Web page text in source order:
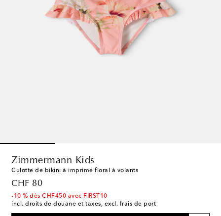
Zimmermann Kids
Culotte de bikini à imprimé floral à volants
CHF 80
original price
-10 % dès CHF450 avec FIRST10
incl. droits de douane et taxes, excl. frais de port